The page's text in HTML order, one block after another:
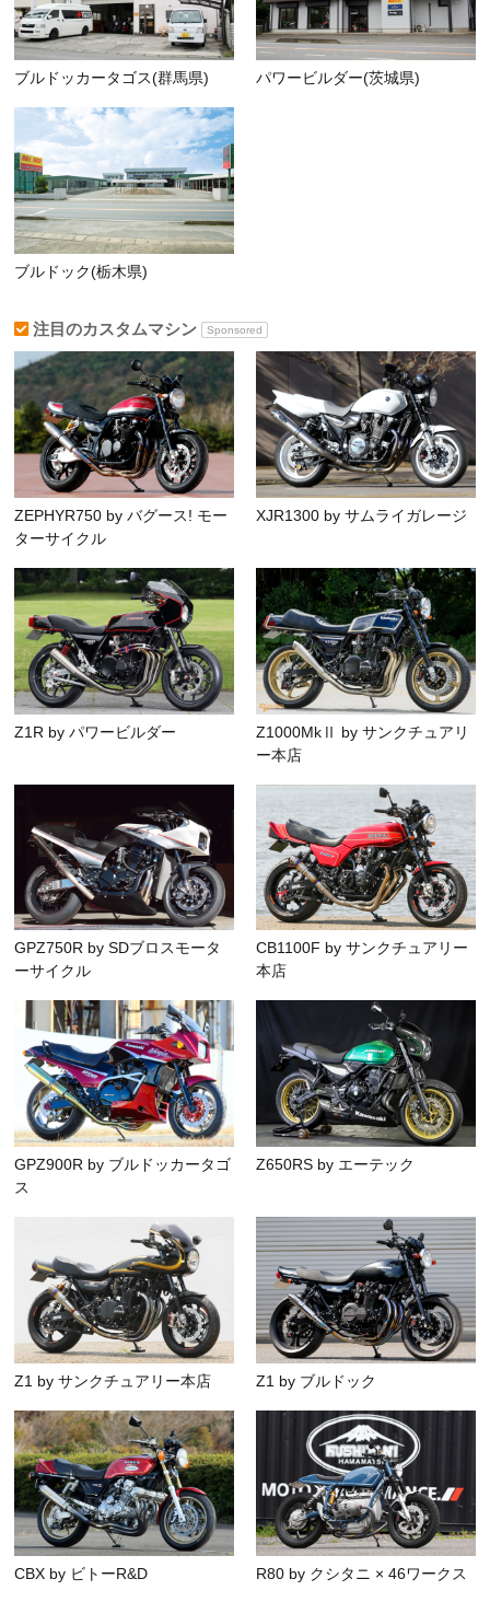
ブルドッカータゴス(群馬県) パワービルダー(茨城県)
ブルドック(栃木県)
注目のカスタムマシン Sponsored
ZEPHYR750 by バグース! モー
ターサイクル
XJR1300 by サムライガレージ
Z1R by パワービルダー
Z1000MkⅡ by サンクチュアリ
ー本店
GPZ750R by SDブロスモータ
ーサイクル
CB1100F by サンクチュアリー
本店
GPZ900R by ブルドッカータゴ
ス
Z650RS by エーテック
Z1 by サンクチュアリー本店 Z1 by ブルドック
CBX by ビトーR&D R80 by クシタニ × 46ワークス